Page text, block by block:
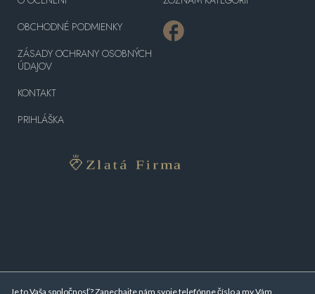
Je to Vaša spoločnosť? Zanechajte nám svoje telefónne číslo a my Vám
OBCHODNÉ PODMIENKY
ZÁSADY OCHRANY OSOBNÝCH
ÚDAJOV
KONTAKT
PRIHLÁŠKA